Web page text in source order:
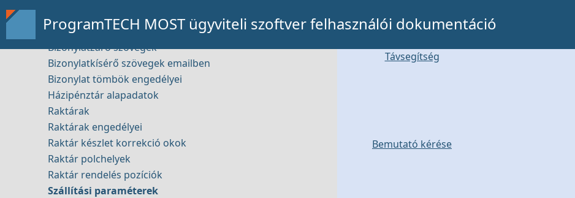
Távsegítség
Távsegítség
Bemutató kérése
Bemutató kérése
Elérhetőség
ProgramTECH MOST ügyviteli szoftver felhasználói dokumentáció
Bizonylat tömbök
Bizonylatzáró szövegek
Bizonylatkísérő szövegek emailben
Bizonylat tömbök engedélyei
Házipénztár alapadatok
Raktárak
Raktárak engedélyei
Raktár készlet korrekció okok
Raktár polchelyek
Raktár rendelés pozíciók
Szállítási paraméterek